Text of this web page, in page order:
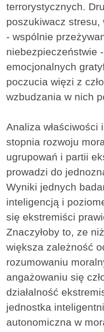
terrorystycznych.
poszukiwacz stresu,
- wspólnie
niebezpieczeństwie
emocjonalnych
poczucia więzi z
wzbudzania w nich
Analiza
stopnia rozwoju
ugrupowań i partii
prowadzi do
Wyniki jednych
inteligencją i
się ekstremiści
Znaczyłoby to, ze
większa zależność
rozumowaniu
angażowaniu się
działalność
jednostka
autonomiczna w